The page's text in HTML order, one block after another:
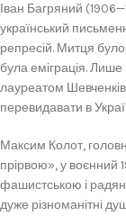
Іван Багряний
український
репресій. Митця
була еміграція. Лише
лауреатом
перевидавати в
Максим Колот,
прірвою», у воєнний
фашистською і
дуже різноманітні